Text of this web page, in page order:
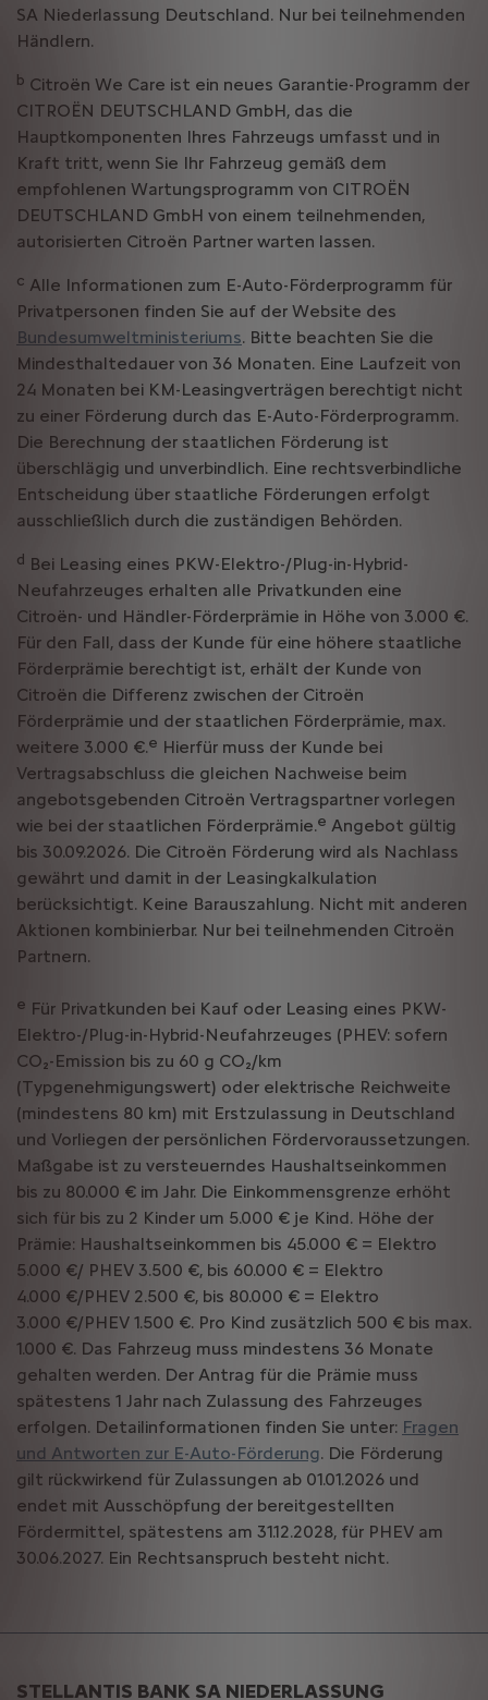
SA Niederlassung Deutschland. Nur bei teilnehmenden
Händlern.
b Citroën We Care ist ein neues Garantie-Programm der
CITROËN DEUTSCHLAND GmbH, das die
Hauptkomponenten Ihres Fahrzeugs umfasst und in
Kraft tritt, wenn Sie Ihr Fahrzeug gemäß dem
empfohlenen Wartungsprogramm von CITROËN
DEUTSCHLAND GmbH von einem teilnehmenden,
autorisierten Citroën Partner warten lassen.
c Alle Informationen zum E-Auto-Förderprogramm für
Privatpersonen finden Sie auf der Website des
Bundesumweltministeriums. Bitte beachten Sie die
Mindesthaltedauer von 36 Monaten. Eine Laufzeit von
24 Monaten bei KM-Leasingverträgen berechtigt nicht
zu einer Förderung durch das E-Auto-Förderprogramm.
Die Berechnung der staatlichen Förderung ist
überschlägig und unverbindlich. Eine rechtsverbindliche
Entscheidung über staatliche Förderungen erfolgt
ausschließlich durch die zuständigen Behörden.
d Bei Leasing eines PKW-Elektro-/Plug-in-Hybrid-
Neufahrzeuges erhalten alle Privatkunden eine
Citroën- und Händler-Förderprämie in Höhe von 3.000 €.
Für den Fall, dass der Kunde für eine höhere staatliche
Förderprämie berechtigt ist, erhält der Kunde von
Citroën die Differenz zwischen der Citroën
Förderprämie und der staatlichen Förderprämie, max.
weitere 3.000 €.e Hierfür muss der Kunde bei
Vertragsabschluss die gleichen Nachweise beim
angebotsgebenden Citroën Vertragspartner vorlegen
wie bei der staatlichen Förderprämie.e Angebot gültig
bis 30.09.2026. Die Citroën Förderung wird als Nachlass
gewährt und damit in der Leasingkalkulation
berücksichtigt. Keine Barauszahlung. Nicht mit anderen
Aktionen kombinierbar. Nur bei teilnehmenden Citroën
Partnern.
e Für Privatkunden bei Kauf oder Leasing eines PKW-
Elektro-/Plug-in-Hybrid-Neufahrzeuges (PHEV: sofern
CO₂-Emission bis zu 60 g CO₂/km
(Typgenehmigungswert) oder elektrische Reichweite
(mindestens 80 km) mit Erstzulassung in Deutschland
und Vorliegen der persönlichen Fördervoraussetzungen.
Maßgabe ist zu versteuerndes Haushaltseinkommen
bis zu 80.000 € im Jahr. Die Einkommensgrenze erhöht
sich für bis zu 2 Kinder um 5.000 € je Kind. Höhe der
Prämie: Haushaltseinkommen bis 45.000 € = Elektro
5.000 €/ PHEV 3.500 €, bis 60.000 € = Elektro
4.000 €/PHEV 2.500 €, bis 80.000 € = Elektro
3.000 €/PHEV 1.500 €. Pro Kind zusätzlich 500 € bis max.
1.000 €. Das Fahrzeug muss mindestens 36 Monate
gehalten werden. Der Antrag für die Prämie muss
spätestens 1 Jahr nach Zulassung des Fahrzeuges
erfolgen. Detailinformationen finden Sie unter: Fragen
und Antworten zur E-Auto-Förderung. Die Förderung
gilt rückwirkend für Zulassungen ab 01.01.2026 und
endet mit Ausschöpfung der bereitgestellten
Fördermittel, spätestens am 31.12.2028, für PHEV am
30.06.2027. Ein Rechtsanspruch besteht nicht.
STELLANTIS BANK SA NIEDERLASSUNG